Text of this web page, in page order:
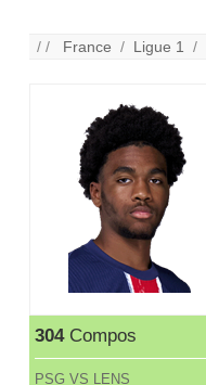
/ / France / Ligue 1 /
304Compos
PSG VS LENS